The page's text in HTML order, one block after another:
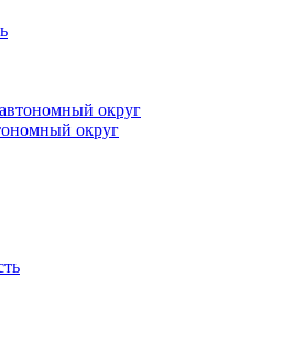
округ
округ